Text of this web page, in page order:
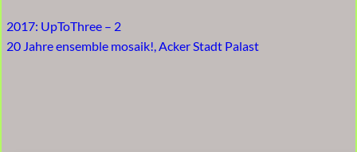
2017: UpToThree – 2
20 Jahre ensemble mosaik!, Acker Stadt Palast